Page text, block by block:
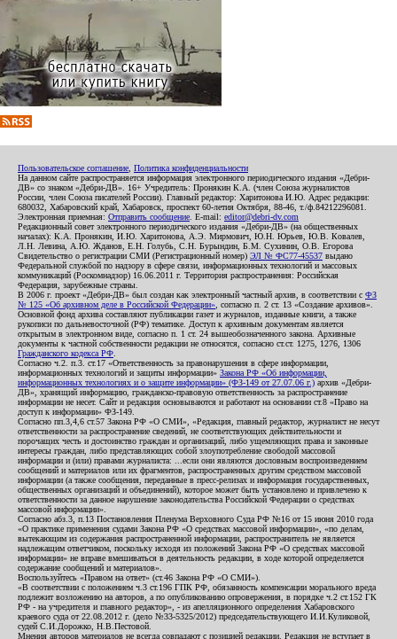
Пользовательское соглашение Политика конфиденциальности
На данном сайте распространяется информация электронного периодического издания «Дебри-
ДВ» со знаком «Дебри-ДВ». 16+ Учредитель: Пронякин К.А. (член Союза журналистов
России, член Союза писателей России). Главный редактор: Харитонова И.Ю. Адрес редакции:
680032, Хабаровский край, Хабаровск, проспект 60-летия Октября, 88-46, т./ф.84212296081.
Электронная приемная: Отправить сообщение . E-mail: editor@debri-dv.com
Редакционный совет электронного периодического издания «Дебри-ДВ» (на общественных
началах): К.А. Пронякин, И.Ю. Харитонова, А.Э. Мирмович, Ю.Н. Юрьев, Ю.В. Ковалев,
Л.Н. Левина, А.Ю. Жданов, Е.Н. Голубь, С.Н. Бурындин, Б.М. Сухинин, О.В. Егорова
Свидетельство о регистрации СМИ (Регистрационный номер) ЭЛ № ФС77-45537 выдано
Федеральной службой по надзору в сфере связи, информационных технологий и массовых
коммуникаций (Роскомнадзор) 16.06.2011 г. Территория распространения: Российская
Федерация, зарубежные страны.
В 2006 г. проект «Дебри-ДВ» был создан как электронный частный архив, в соответствии с ФЗ
№ 125 «Об архивном деле в Российской Федерации» , согласно п. 2 ст. 13 «Создание архивов».
Основной фонд архива составляют публикации газет и журналов, изданные книги, а также
рукописи по дальневосточной (РФ) тематике. Доступ к архивным документам является
открытым в электронном виде, согласно п. 1 ст. 24 вышеобозначенного закона. Архивные
документы к частной собственности редакции не относятся, согласно ст.ст. 1275, 1276, 1306
Гражданского кодекса РФ
Согласно ч.2. п.3. ст.17 «Ответственность за правонарушения в сфере информации,
информационных технологий и защиты информации» Закона РФ «Об информации,
информационных технологиях и о защите информации» (ФЗ-149 от 27.07.06 г.) архив «Дебри-
ДВ», хранящий информацию, гражданско-правовую ответственность за распространение
информации не несет. Сайт и редакция основываются и работают на основании ст.8 «Право на
доступ к информации» ФЗ-149.
Согласно пп.3,4,6 ст.57 Закона РФ «О СМИ», «Редакция, главный редактор, журналист не несут
ответственности за распространение сведений, не соответствующих действительности и
порочащих честь и достоинство граждан и организаций, либо ущемляющих права и законные
интересы граждан, либо представляющих собой злоупотребление свободой массовой
информации и (или) правами журналиста: ...если они являются дословным воспроизведением
сообщений и материалов или их фрагментов, распространенных другим средством массовой
информации (а также сообщения, переданные в пресс-релизах и информация государственных,
общественных организаций и объединений), которое может быть установлено и привлечено к
ответственности за данное нарушение законодательства Российской Федерации о средствах
массовой информации».
Согласно абз.3, п.13 Постановления Пленума Верховного Суда РФ №16 от 15 июня 2010 года
«О практике применения судами Закона РФ «О средствах массовой информации», «по делам,
вытекающим из содержания распространенной информации, распространитель не является
надлежащим ответчиком, поскольку исходя из положений Закона РФ «О средствах массовой
информации» не вправе вмешиваться в деятельность редакции, в ходе которой определяется
содержание сообщений и материалов».
Воспользуйтесь «Правом на ответ» (ст.46 Закона РФ «О СМИ»).
«В соответствии с положением ч.3 ст.196 ГПК РФ, обязанность компенсации морального вреда
подлежит возложению на авторов, а по опубликованию опровержения, в порядке ч.2 ст.152 ГК
РФ - на учредителя и главного редактор», - из апелляционного определения Хабаровского
краевого суда от 22.08.2012 г. (дело №33-5325/2012) председательствующего И.И.Куликовой,
судей С.И.Дорожко, Н.В.Пестовой.
Мнения авторов материалов не всегда совпадают с позицией редакции. Редакция не вступает в